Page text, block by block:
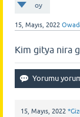
oy
15, Mayıs, 2022
Kim gitya nira
15, Mayıs, 2022